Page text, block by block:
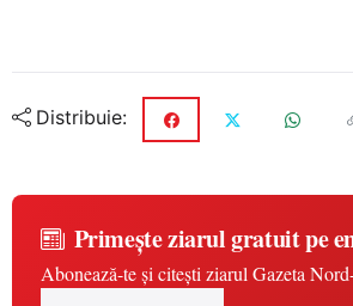
Distribuie:
Primește ziarul gratuit pe
Abonează-te și citești ziarul Gazeta